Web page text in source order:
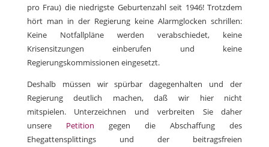
pro Frau) die niedrigste Geburtenzahl seit 1946! Trotzdem
hört man in der Regierung keine Alarmglocken schrillen:
Keine Notfallpläne werden verabschiedet, keine
Krisensitzungen einberufen und keine
Regierungskommissionen eingesetzt.
Deshalb müssen wir spürbar dagegenhalten und der
Regierung deutlich machen, daß wir hier nicht
mitspielen. Unterzeichnen und verbreiten Sie daher
unsere Petition gegen die Abschaffung des
Ehegattensplittings und der beitragsfreien